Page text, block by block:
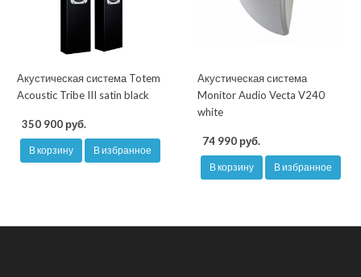
Акустическая система Totem
Acoustic Tribe III satin black
350 900 руб.
В корзину В избранное
Акустическая система
Monitor Audio Vecta V240
white
74 990 руб.
В корзину В избранное